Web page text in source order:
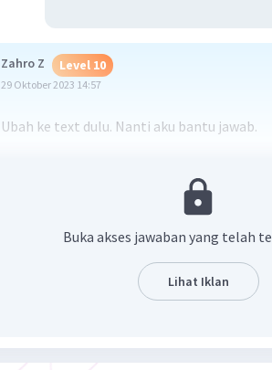
Zahro Z Level 10
29 Oktober 2023 14:57
Ubah ke text dulu. Nanti aku bantu jawab.
Buka akses jawaban yang telah
Lihat Iklan